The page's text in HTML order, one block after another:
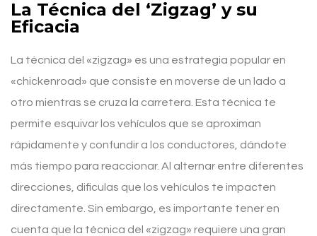
La Técnica del ‘Zigzag’ y su
Eficacia
La técnica del «zigzag» es una estrategia popular en
«chickenroad» que consiste en moverse de un lado a
otro mientras se cruza la carretera. Esta técnica te
permite esquivar los vehículos que se aproximan
rápidamente y confundir a los conductores, dándote
más tiempo para reaccionar. Al alternar entre diferentes
direcciones, dificulas que los vehículos te impacten
directamente. Sin embargo, es importante tener en
cuenta que la técnica del «zigzag» requiere una gran